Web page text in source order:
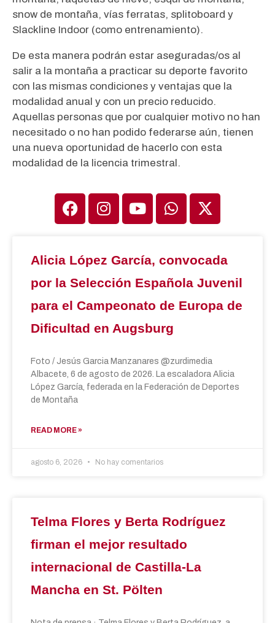
snow de montaña, vías ferratas, splitoboard y
Slackline Indoor (como entrenamiento).
De esta manera podrán estar aseguradas/os al
salir a la montaña a practicar su deporte favorito
con las mismas condiciones y ventajas que la
modalidad anual y con un precio reducido.
Aquellas personas que por cualquier motivo no han
necesitado o no han podido federarse aún, tienen
una nueva oportunidad de hacerlo con esta
modalidad de la licencia trimestral.
Alicia López García, convocada
por la Selección Española Juvenil
para el Campeonato de Europa de
Dificultad en Augsburg
Foto / Jesús Garcia Manzanares @zurdimedia
Albacete, 6 de agosto de 2026. La escaladora Alicia
López García, federada en la Federación de Deportes
de Montaña
READ MORE »
agosto 6, 2026 No hay comentarios
Telma Flores y Berta Rodríguez
firman el mejor resultado
internacional de Castilla-La
Mancha en St. Pölten